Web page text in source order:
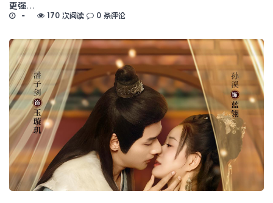
更强…
170 次阅读 0 条评论